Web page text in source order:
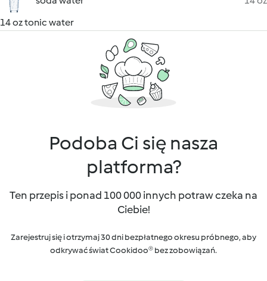
14 oz tonic water
Podoba Ci się nasza
platforma?
Ten przepis i ponad 100 000 innych potraw czeka na
Ciebie!
Zarejestruj się i otrzymaj 30 dni bezpłatnego okresu próbnego, aby
odkrywać świat Cookidoo® bez zobowiązań.